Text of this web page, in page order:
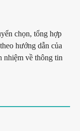
chọn, tổng hợp
hướng dẫn của
nhiệm về thông tin